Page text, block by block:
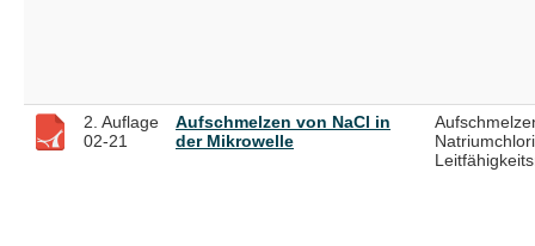
2. Auflage
02-21
Aufschmelzen von NaCl in
der Mikrowelle